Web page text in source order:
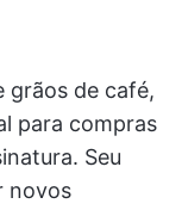
grãos de café,
para compras
Seu
novos